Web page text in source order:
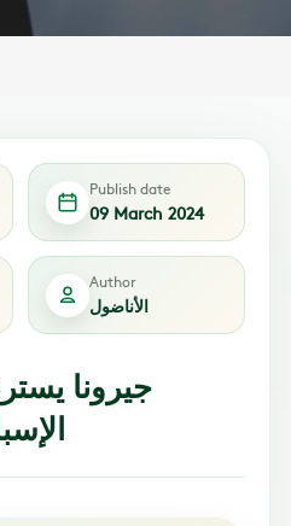
Publish date
09 March 2024
Author
الأناضول
جيرونا